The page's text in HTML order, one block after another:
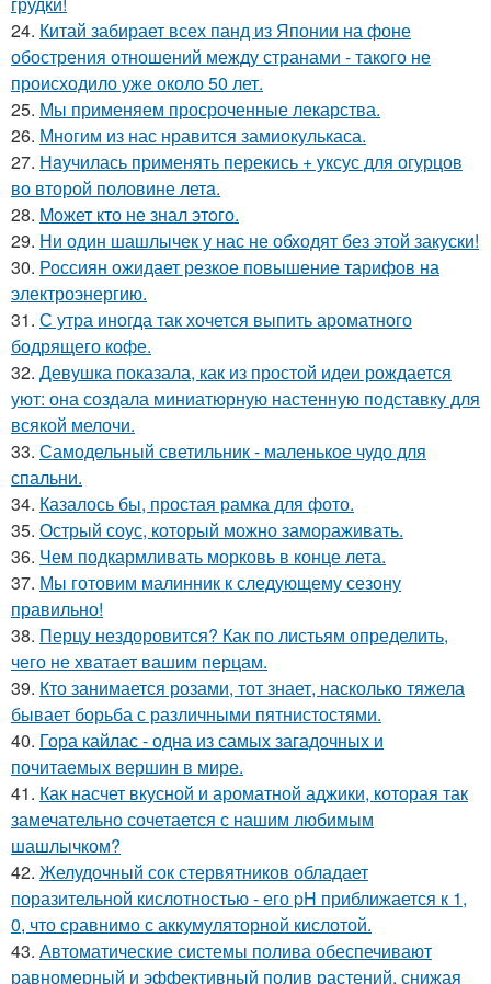
24. Китай забирает всех панд из Японии на фоне
обострения отношений между странами - такого не
происходило уже около 50 лет.
25. Мы применяем просроченные лекарства.
26. Многим из нас нравится замиокулькаса.
27. Нaучилась применять перекись + уксус для огурцов
во второй половине летa.
28. Moжет кто не знал этoго.
29. Ни один шашлычек у нас не обходят без этой закуски!
30. Россиян ожидает резкое повышение тарифов на
электроэнергию.
31. С утра иногда так хочется выпить ароматного
бодрящего кофе.
32. Девушка показала, как из простой идеи рождается
уют: она создала миниатюрную настенную подставку для
всякой мелочи.
33. Самодельный светильник - маленькое чудо для
спальни.
34. Казалось бы, простая рамка для фото.
35. Острый соус, который можно замораживать.
36. Чем подкармливать морковь в конце лета.
37. Мы готовим малинник к следующему сезону
правильно!
38. Перцу нездоровится? Как по листьям определить,
чего не хватает вашим перцам.
39. Кто занимается розами, тот знает, насколько тяжела
бывает борьба с различными пятнистостями.
40. Гора кайлас - одна из самых загадочных и
почитаемых вершин в мире.
41. Как насчет вкусной и ароматной аджики, которая так
замечательно сочетается с нашим любимым
шашлычком?
42. Желудочный сок стервятников обладает
поразительной кислотностью - его pH приближается к 1,
0, что сравнимо с аккумуляторной кислотой.
43. Автоматические системы полива обеспечивают
равномерный и эффективный полив растений, снижая